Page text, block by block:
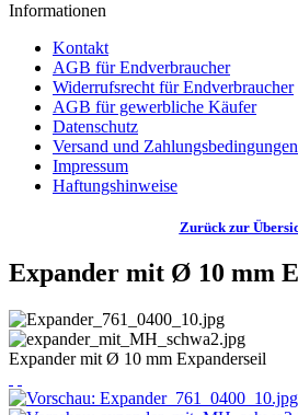
Informationen
Kontakt
AGB für Endverbraucher
Widerrufsrecht für Endverbraucher
AGB für gewerbliche Käufer
Datenschutz
Versand und Zahlungsbedingungen
Impressum
Haftungshinweise
Zurück zur
Expander mit Ø 10 mm
Expander mit Ø 10 mm Expanderseil